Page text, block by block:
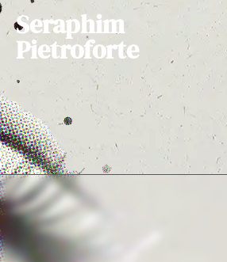
Seraphim
Pietroforte